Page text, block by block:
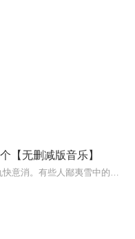
【无删减版音乐】